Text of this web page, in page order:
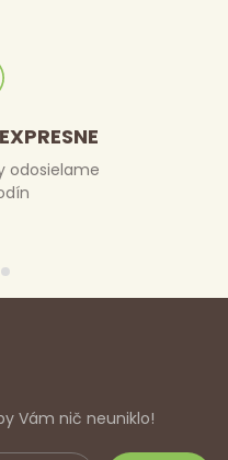
odosielame
Vám nič neuniklo!